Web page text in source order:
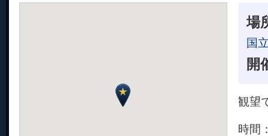
場
国
開
観望
時間